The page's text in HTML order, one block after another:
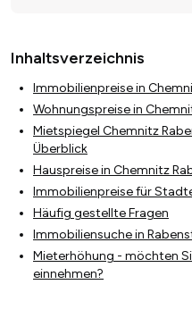
Inhaltsverzeichnis
Immobilienpreise in
Wohnungspreise in
Mietspiegel Chemnitz
Überblick
Hauspreise in Chemnitz
Immobilienpreise für
Häufig gestellte Fragen
Immobiliensuche in
Mieterhöhung - möchten
einnehmen?